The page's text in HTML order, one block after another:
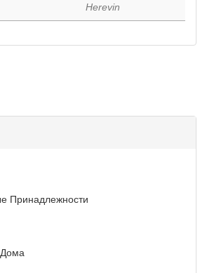
Принадлежности
Дома
Herevin